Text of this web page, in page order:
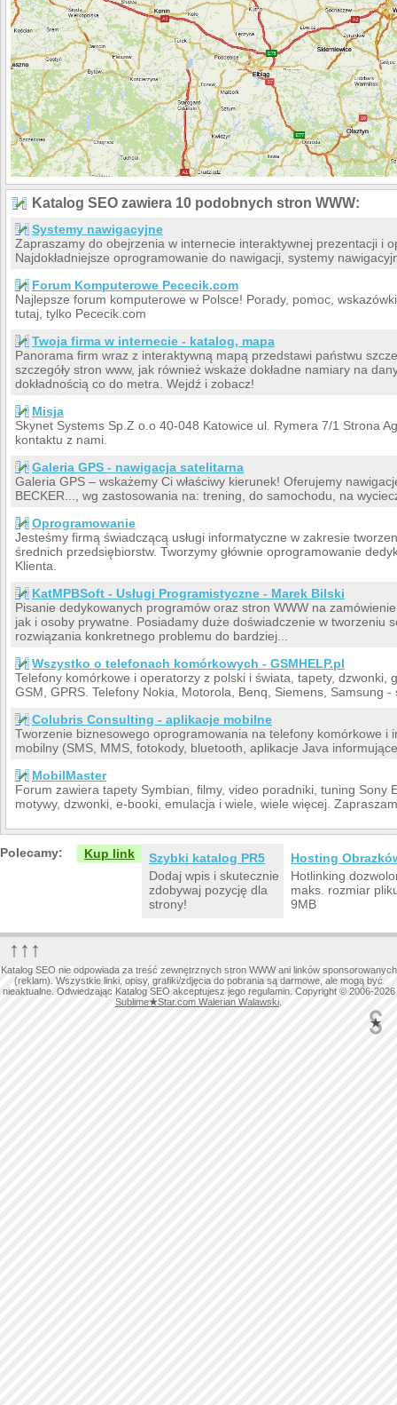
Katalog SEO zawiera 10 podobnych stron WWW:
Systemy nawigacyjne
Zapraszamy do obejrzenia w internecie interaktywnej prezentacji i
Najdokładniejsze oprogramowanie do nawigacji, systemy
Forum Komputerowe Pececik.com
Najlepsze forum komputerowe w Polsce! Porady, pomoc,
tutaj, tylko Pececik.com
Twoja firma w internecie - katalog, mapa
Panorama firm wraz z interaktywną mapą przedstawi państwu
szczegóły stron www, jak również wskaże dokładne namiary na
dokładnością co do metra. Wejdź i zobacz!
Misja
Skynet Systems Sp.Z o.o 40-048 Katowice ul. Rymera 7/1 Strona
kontaktu z nami.
Galeria GPS - nawigacja satelitarna
Galeria GPS – wskażemy Ci właściwy kierunek! Oferujemy
BECKER..., wg zastosowania na: trening, do samochodu, na
Oprogramowanie
Jesteśmy firmą świadczącą usługi informatyczne w zakresie
średnich przedsiębiorstw. Tworzymy głównie oprogramowanie
Klienta.
KatMPBSoft - Usługi Programistyczne - Marek Bilski
Pisanie dedykowanych programów oraz stron WWW na
jak i osoby prywatne. Posiadamy duże doświadczenie w tworzeniu
rozwiązania konkretnego problemu do bardziej...
Wszystko o telefonach komórkowych - GSMHELP.pl
Telefony komórkowe i operatorzy z polski i świata, tapety, dzwonki,
GSM, GPRS. Telefony Nokia, Motorola, Benq, Siemens, Samsung
Colubris Consulting - aplikacje mobilne
Tworzenie biznesowego oprogramowania na telefony komórkowe i
mobilny (SMS, MMS, fotokody, bluetooth, aplikacje Java
MobilMaster
Forum zawiera tapety Symbian, filmy, video poradniki, tuning Sony
motywy, dzwonki, e-booki, emulacja i wiele, wiele więcej.
Polecamy: Kup link
Szybki katalog PR5
Dodaj wpis i skutecznie
zdobywaj pozycję dla
strony!
Hosting
Hotlinking
maks. rozmiar
9MB
↑↑↑
Katalog SEO nie odpowiada za treść zewnętrznych stron WWW ani linków sponsorowanych
(reklam). Wszystkie linki, opisy, grafiki/zdjęcia do pobrania są darmowe, ale mogą być
nieaktualne. Odwiedzając Katalog SEO akceptujesz jego regulamin. Copyright © 2006-2026
Sublime★Star.com Walerian Walawski